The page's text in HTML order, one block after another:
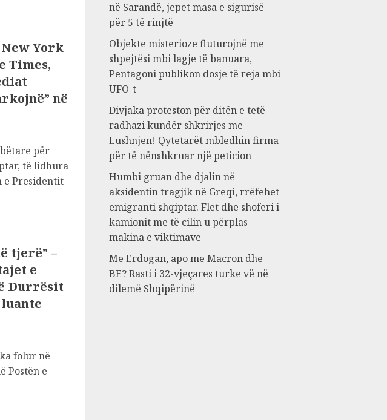
New York
Times,
në
për
të lidhura
e Presidentit
tjerë” –
e
Durrësit
folur në
Postën e
në Sarandë, jepet masa e sigurisë
për 5 të rinjtë
Objekte misterioze fluturojnë me
shpejtësi mbi lagje të banuara,
Pentagoni publikon dosje të reja mbi
UFO-t
Divjaka proteston për ditën e tetë
radhazi kundër shkrirjes me
Lushnjen! Qytetarët mbledhin firma
për të nënshkruar një peticion
Humbi gruan dhe djalin në
aksidentin tragjik në Greqi, rrëfehet
emigranti shqiptar. Flet dhe shoferi i
kamionit me të cilin u përplas
makina e viktimave
Me Erdogan, apo me Macron dhe
BE? Rasti i 32-vjeçares turke vë në
dilemë Shqipërinë